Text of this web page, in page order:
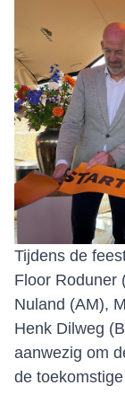
Tijdens de
Floor Roduner
Nuland (AM),
Henk Dilweg
aanwezig om
de